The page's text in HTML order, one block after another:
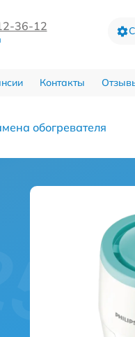
36-12
Контакты
обогревателя